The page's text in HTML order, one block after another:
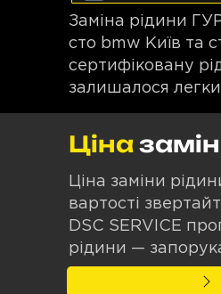
Заміна рідини
сто bmw Київ та
сертифіковану
залишалося
Ціна
Ціна заміни
вартості
DSC SERVICE
рідини —